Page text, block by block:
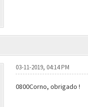
03-11-2019, 04:14 PM
0800Corno, obrigado !